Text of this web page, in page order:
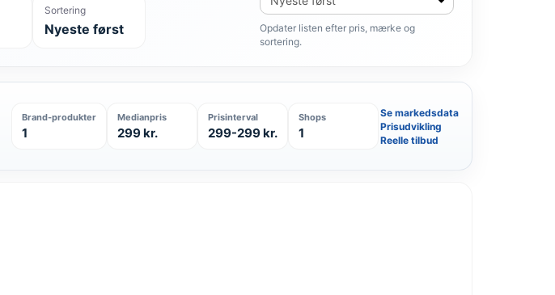
Sortering
Nyeste først
produkter
Opdater listen efter pris, mærke og
sortering.
Brand-produkter
1
Medianpris
299 kr.
Prisinterval
299-299 kr.
Shops
1
Se markedsdata
Prisudvikling
Reelle tilbud